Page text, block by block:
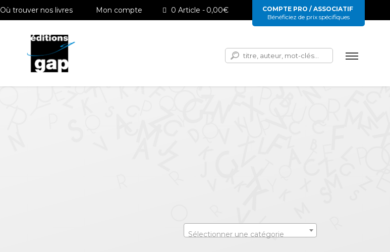
Où trouver nos livres Mon compte 0 Article 0,00€
COMPTE PRO / ASSOCIATIF
Bénéficiez de prix spécifiques
Rechercher :
Sélectionner une catégorie